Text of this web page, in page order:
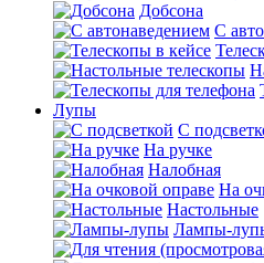
Добсона
С
Лупы
С
На ручке
Налобная
На
Настольные
Лампы-